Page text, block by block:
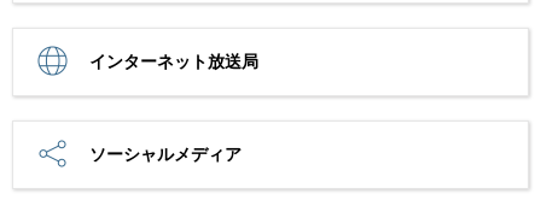
インターネット放送局
ソーシャルメディア